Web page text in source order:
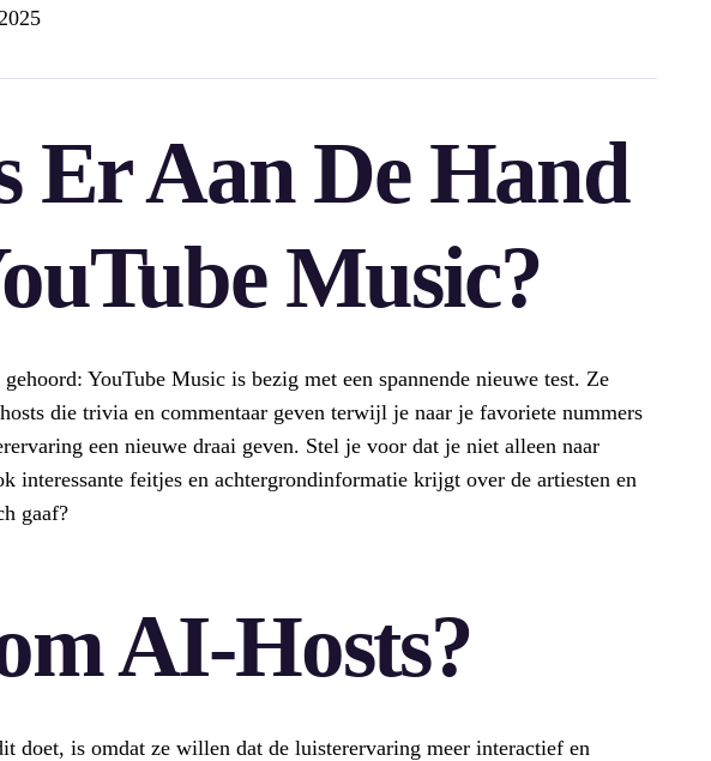
Er Aan De Hand
Music?
YouTube Music is bezig met een spannende nieuwe test. Ze
die trivia en commentaar geven terwijl je naar je favoriete nummers
een nieuwe draai geven. Stel je voor dat je niet alleen naar
interessante feitjes en achtergrondinformatie krijgt over de artiesten en
gaaf?
AI-Hosts?
doet, is omdat ze willen dat de luisterervaring meer interactief en